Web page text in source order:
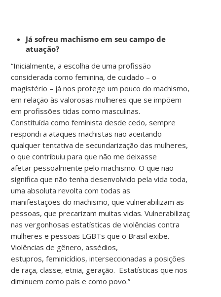
Já sofreu machismo em seu campo de
atuação?
“Inicialmente, a escolha de uma profissão
considerada como feminina, de cuidado – o
magistério – já nos protege um pouco do machismo,
em relação às valorosas mulheres que se impõem
em profissões tidas como masculinas.
Constituída como feminista desde cedo, sempre
respondi a ataques machistas não aceitando
qualquer tentativa de secundarização das mulheres,
o que contribuiu para que não me deixasse
afetar pessoalmente pelo machismo. O que não
significa que não tenha desenvolvido pela vida toda,
uma absoluta revolta com todas as
manifestações do machismo, que vulnerabilizam as
pessoas, que precarizam muitas vidas. Vulnerabilização
nas vergonhosas estatísticas de violências contra
mulheres e pessoas LGBTs que o Brasil exibe.
Violências de gênero, assédios,
estupros, feminicídios, interseccionadas a posições
de raça, classe, etnia, geração. Estatísticas que nos
diminuem como país e como povo.”